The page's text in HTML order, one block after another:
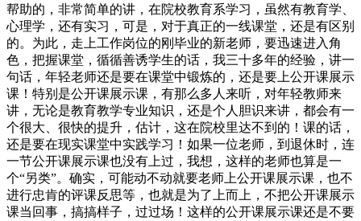
帮助的，非常简单的讲，在院校教育系学习，虽然有教育学、
心理学，还有实习，可是，对于真正的一线课堂，还是有区别
的。为此，走上工作岗位的刚毕业的新老师，要迅速进入角
色，把握课堂，循循善诱学生的话，我三十多年的经验，讲一
句话，年轻老师还是要在课堂中锻炼的，还是要上公开课展示
课！特别是公开课展示课，有那么多人来听，对年轻教师来
讲，无论是教育教学专业知识，还是个人胆识来讲，都会有一
个很大、很快的提升，估计，这在院校里达不到的！课的话，
还是要在现实课堂中实践学习！如果一位老师，到退休时，连
一节公开课展示课也没有上过，我想，这样的老师也算是一
个“另类”。确实，可能动不动就要老师上公开课展示课，也不
进行忠肯的评课反思等，也就是为了上而上，不把公开课展示
课当回事，搞搞样子，过过场！这样的公开课展示课还是不要